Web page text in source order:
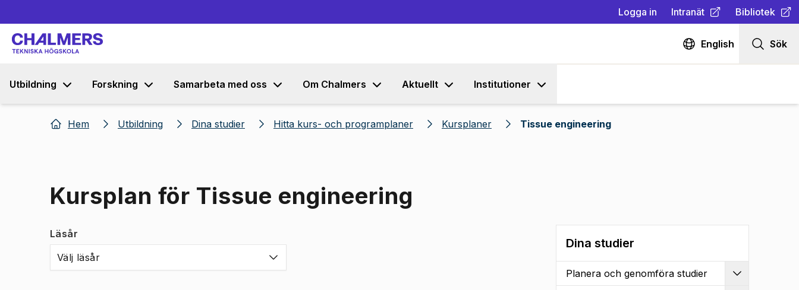
Logga in Intranät
(Öppnas i ny flik)
Bibliotek
(Öppnas i ny
English Sök
Utbildning Forskning Samarbeta med oss Om Chalmers Aktuellt Institutioner
Hem Utbildning Dina studier Hitta kurs- och programplaner Kursplaner Tissue engineering
Kursplan för Tissue engineering
Läsår
Välj läsår
Dina studier
Planera och genomföra studier